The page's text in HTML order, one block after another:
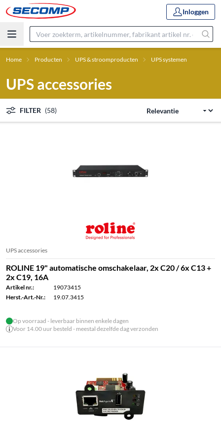
Inloggen
Home Producten UPS & stroomproducten UPS systemen
UPS accessories
FILTER (58)
UPS accessories
ROLINE 19" automatische omschakelaar, 2x C20 / 6x C13 +
2x C19, 16A
Artikel nr.:
19073415
Herst.-Art.-Nr.:
19.07.3415
Op voorraad - leverbaar binnen enkele dagen
Voor 14.00 uur besteld - meestal dezelfde dag verzonden